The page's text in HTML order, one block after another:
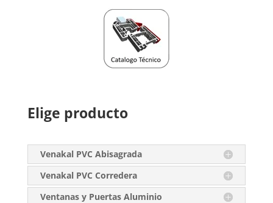
Elige producto
Venakal PVC Abisagrada
Venakal PVC Corredera
Ventanas y Puertas Aluminio